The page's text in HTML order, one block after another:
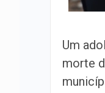
Um
morte